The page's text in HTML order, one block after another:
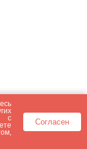
с
Согласен